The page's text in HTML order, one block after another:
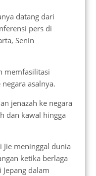
datang dari
pers di
Senin
memfasilitasi
asalnya.
jenazah ke negara
dan kawal hingga
Jie meninggal dunia
ketika berlaga
dalam